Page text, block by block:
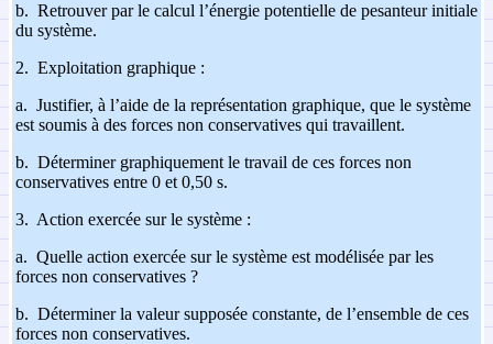
b. Retrouver par le calcul l’énergie potentielle de pesanteur initiale
du système.
2. Exploitation graphique :
a. Justifier, à l’aide de la représentation graphique, que le système
est soumis à des forces non conservatives qui travaillent.
b. Déterminer graphiquement le travail de ces forces non
conservatives entre 0 et 0,50 s.
3. Action exercée sur le système :
a. Quelle action exercée sur le système est modélisée par les
forces non conservatives ?
b. Déterminer la valeur supposée constante, de l’ensemble de ces
forces non conservatives.